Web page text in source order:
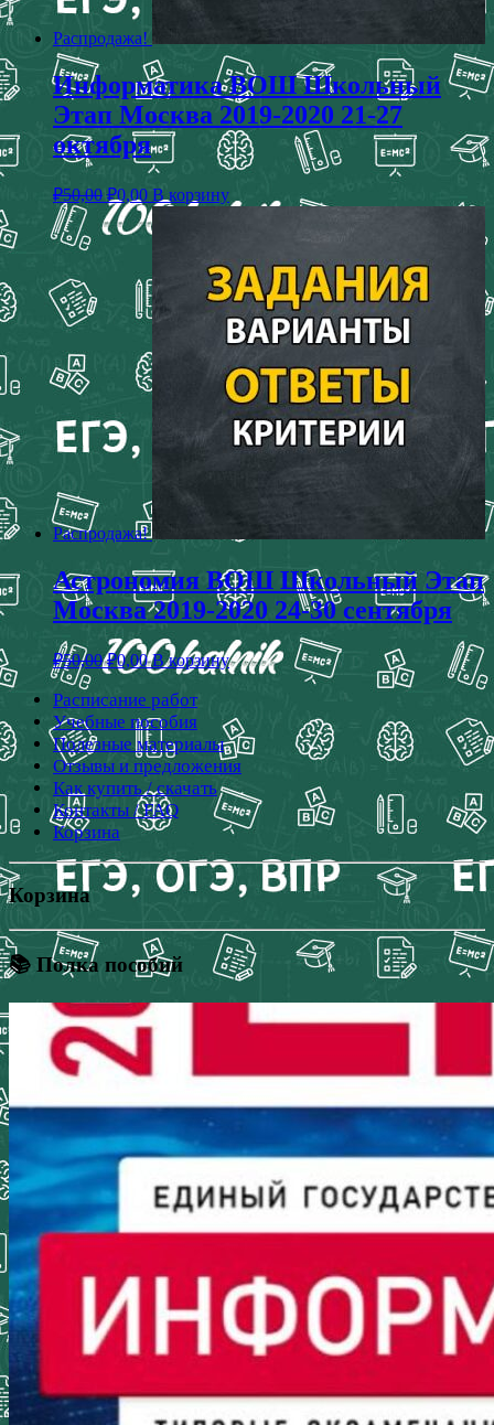
Распродажа!
Информатика ВОШ Школьный
Этап Москва 2019-2020 21-27
октября
₽50,00 ₽0,00 В корзину
Распродажа!
Астрономия ВОШ Школьный Этап
Москва 2019-2020 24-30 сентября
₽50,00 ₽0,00 В корзину
Расписание работ
Учебные пособия
Полезные материалы
Отзывы и предложения
Как купить / скачать
Контакты / FAQ
Корзина
Корзина
📚 Полка пособий